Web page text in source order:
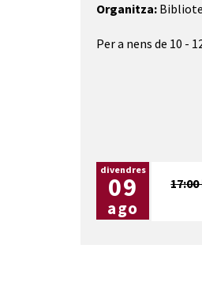
Organitza:
Per a nens de 10 -
divendres
09
ago
17:00